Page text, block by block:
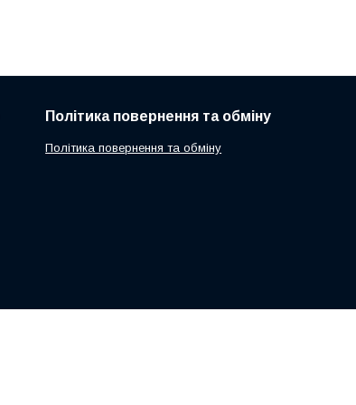
Політика повернення та обміну
Політика повернення та обміну